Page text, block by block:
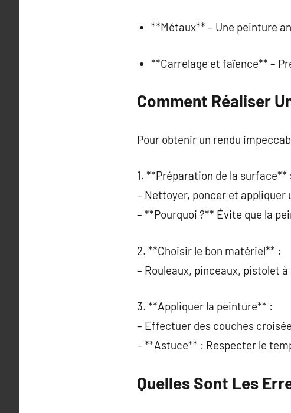
**Métaux** – Une peinture
**Carrelage et faïence** –
Comment Réaliser
Pour obtenir un rendu
1. **Préparation de la surface**
– Nettoyer, poncer et appliquer
– **Pourquoi ?** Évite que la
2. **Choisir le bon matériel** :
– Rouleaux, pinceaux, pistolet
3. **Appliquer la peinture** :
– Effectuer des couches
– **Astuce** : Respecter le
Quelles Sont Les